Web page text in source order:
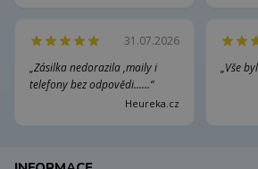
31.07.2026
„Zásilka nedorazila ,maily i
telefony bez odpovědi......“
Heureka.cz
„Vše